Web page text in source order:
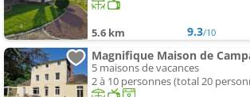
5.6 km 9.3/10
Magnifique Maison de
5 maisons de vacances
2 à 10 personnes (total 20